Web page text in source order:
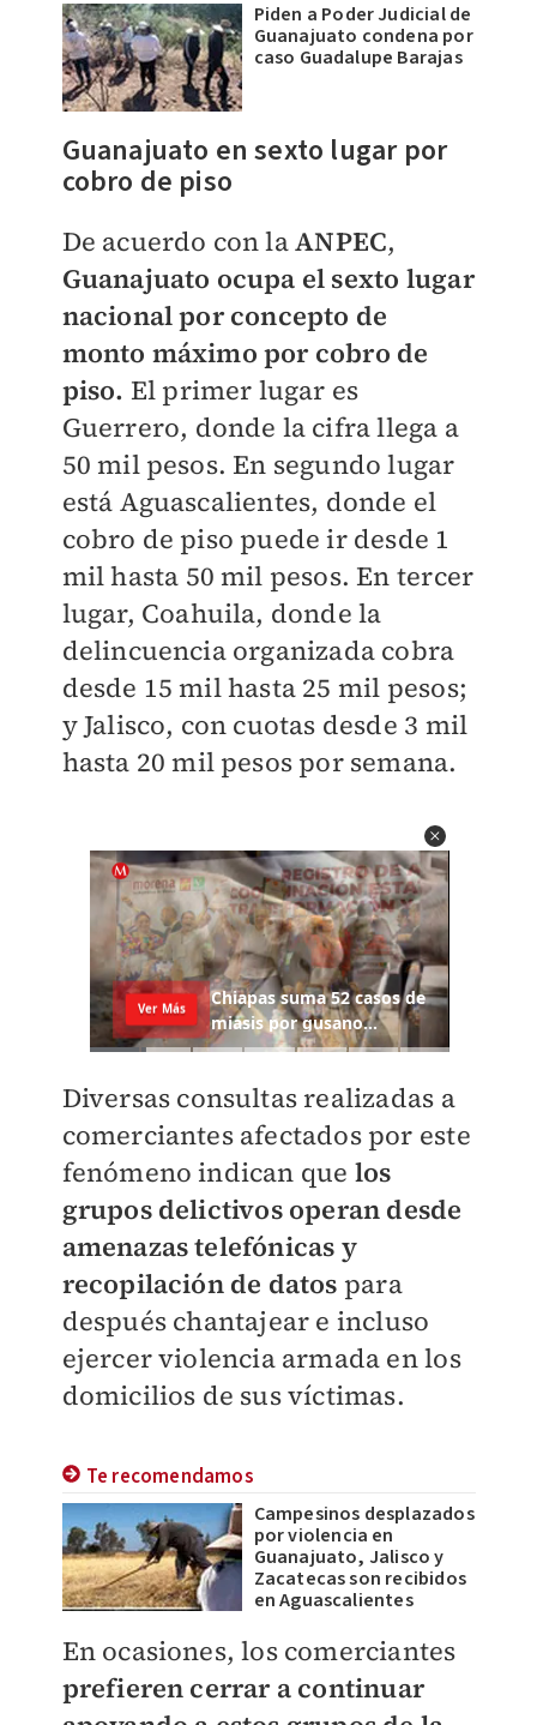
Piden a Poder Judicial de
Guanajuato condena por
caso Guadalupe Barajas
Guanajuato en sexto lugar por
cobro de piso
De acuerdo con laANPEC,
Guanajuato ocupa el sexto lugar
nacional por concepto de
monto máximo por cobro de
piso. El primer lugar es
Guerrero, donde la cifra llega a
50 mil pesos. En segundo lugar
está Aguascalientes, donde el
cobro de piso puede ir desde 1
mil hasta 50 mil pesos. En tercer
lugar, Coahuila, donde la
delincuencia organizada cobra
desde 15 mil hasta 25 mil pesos;
y Jalisco, con cuotas desde 3 mil
hasta 20 mil pesos por semana.
Diversas consultas realizadas a
comerciantes afectados por este
fenómeno indican que los
grupos delictivos operan desde
amenazas telefónicas y
recopilación de datos para
después chantajear e incluso
ejercer violencia armada en los
domicilios de sus víctimas.
Te recomendamos
Campesinos desplazados
por violencia en
Guanajuato, Jalisco y
Zacatecas son recibidos
en Aguascalientes
En ocasiones, los comerciantes
prefieren cerrar a continuar